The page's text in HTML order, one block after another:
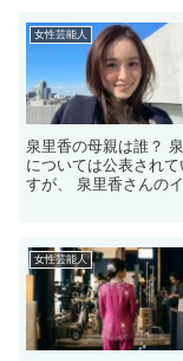
女性芸能人
泉里香の母親は誰？
については公表され
すが、 泉里香さんの
女性芸能人